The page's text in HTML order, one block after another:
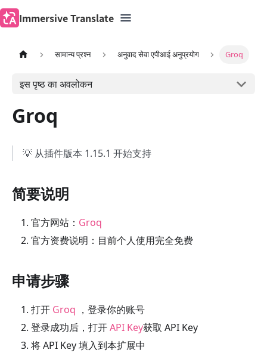
Immersive Translate
सामान्य प्रश्न अनुवाद सेवा एपीआई अनुप्रयोग Groq
इस पृष्ठ का अवलोकन
Groq
💡 从插件版本 1.15.1 开始支持
简要说明
官方网站： Groq
官方资费说明：目前个人使用完全免费
申请步骤
打开 Groq ，登录你的账号
登录成功后，打开API Key获取 API Key
将 API Key 填入到本扩展中